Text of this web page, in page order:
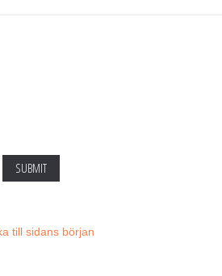
SUBMIT
till sidans början